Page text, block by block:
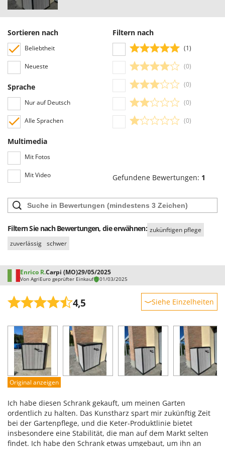
Omas
Ooni
Oriental Koshin
Outdoorchef
P
Partisani
Paterlini
Philips
Pramac
R
R.G.V.
Rato
Reber
Resto Italia
Ripartrak
River Systems
Robomow
Rossofuoco
Rover Pompe
Ryobi
S
S.T.P.
vereinfachte Auswahl ermöglichen, einschließlich der Auswahl von
positiven oder negativen Bewertungen.
Sortieren nach
Beliebtheit
Neueste
Sprache
Nur auf Deutsch
Alle Sprachen
Multimedia
Mit Fotos
Mit Video
Filtern nach
(1)
(0)
(0)
(0)
(0)
Gefundene Bewertungen: 1
Filtern Sie nach Bewertungen, die erwähnen: zukünftigen pflege
zuverlässig schwer
Enrico R.Carpi (MO)29/05/2025
Von AgriEuro geprüfter Einkauf 01/03/2025
4,5 Siehe Einzelheiten
Leistung
Benutzerfreundlichkeit
Qualität / Preis
Schwierigkeitsgrad Zusammenbau
Original anzeigen
Ich habe diesen Schrank gekauft, um meinen Garten
ordentlich zu halten. Das Kunstharz spart mir zukünftig Zeit
bei der Gartenpflege, und die Keter-Produktlinie bietet
insbesondere eine Stabilität, die man auf dem Markt selten
findet. Ich habe den Schrank etwas umgebaut, um ihn an